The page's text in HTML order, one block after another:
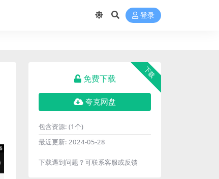
登录
下载
免费下载
夸克网盘
包含资源: (1个)
最近更新: 2024-05-28
下载遇到问题？可联系客服或反馈